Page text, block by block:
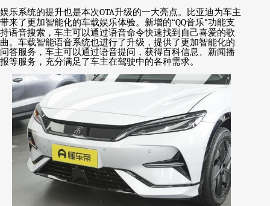
娱乐系统的提升也是本次OTA升级的一大亮点。比亚迪为车主
带来了更加智能化的车载娱乐体验。新增的“QQ音乐”功能支
持语音搜索，车主可以通过语音命令快速找到自己喜爱的歌
曲。车载智能语音系统也进行了升级，提供了更加智能化的
问答服务，车主可以通过语音提问，获得百科信息、新闻播
报等服务，充分满足了车主在驾驶中的各种需求。